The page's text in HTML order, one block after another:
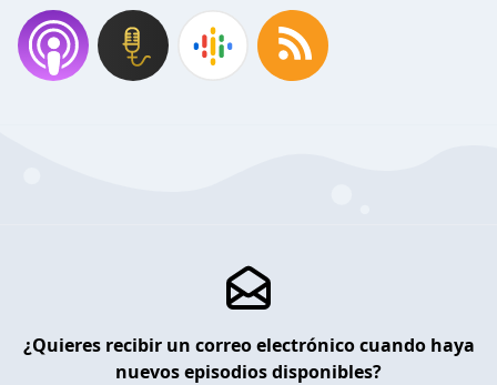
¿Quieres recibir un correo electrónico cuando haya
nuevos episodios disponibles?